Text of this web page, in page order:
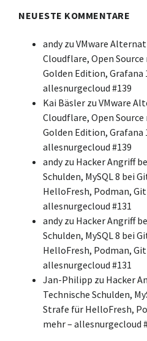
NEUESTE KOMMENTARE
andyzu VMware
Cloudflare, Open
Golden Edition, Grafana
allesnurgecloud #139
Kai Bäsler zu VMware
Cloudflare, Open
Golden Edition, Grafana
allesnurgecloud #139
andyzu Hacker Angriff
Schulden, MySQL 8 bei
HelloFresh, Podman,
allesnurgecloud #131
andyzu Hacker Angriff
Schulden, MySQL 8 bei
HelloFresh, Podman,
allesnurgecloud #131
Jan-Philipp zu Hacker
Technische Schulden,
Strafe für HelloFresh,
mehr – allesnurgecloud